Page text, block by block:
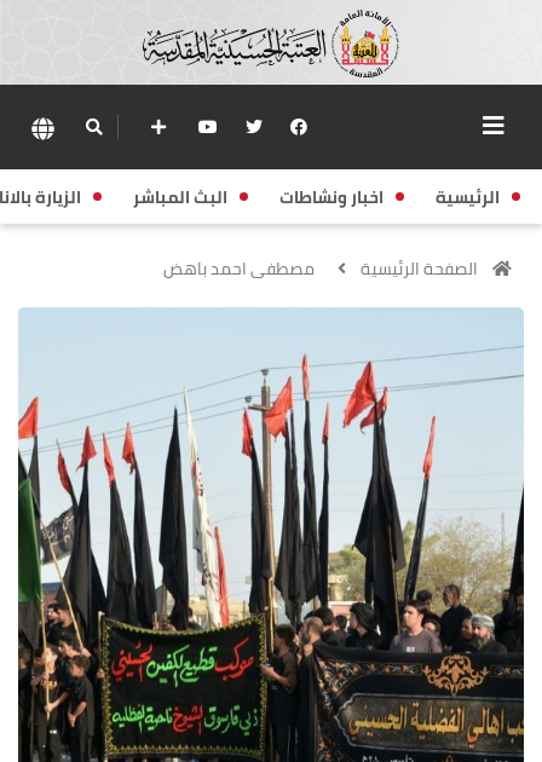
الرئيسية اخبار ونشاطات البث المباشر الزيارة
الصفحة الرئيسية مصطفى احمد باهض